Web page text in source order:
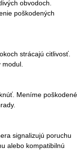
obvodoch.
poškodených
strácajú citlivosť.
Meníme poškodené
signalizujú poruchu
alebo kompatibilnú